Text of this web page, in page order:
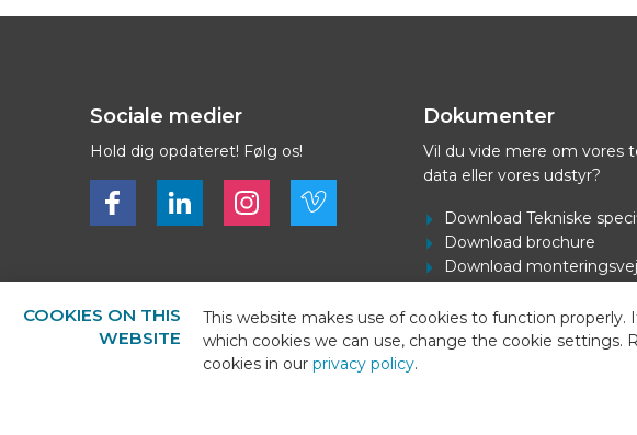
Sociale medier
Hold dig opdateret! Følg os!
Bekijk ons op FacebookBekijk ons op LinkedInBekijk ons op LinkedInBekijk ons op Vimeo
Dokumenter
Vil du vide mere om vores
data eller vores udstyr?
Download Tekniske
Download brochure
Download
COOKIES ON THIS
WEBSITE
This website makes use of cookies to function properly.
which cookies we can use, change the cookie settings.
cookies in our privacy policy.